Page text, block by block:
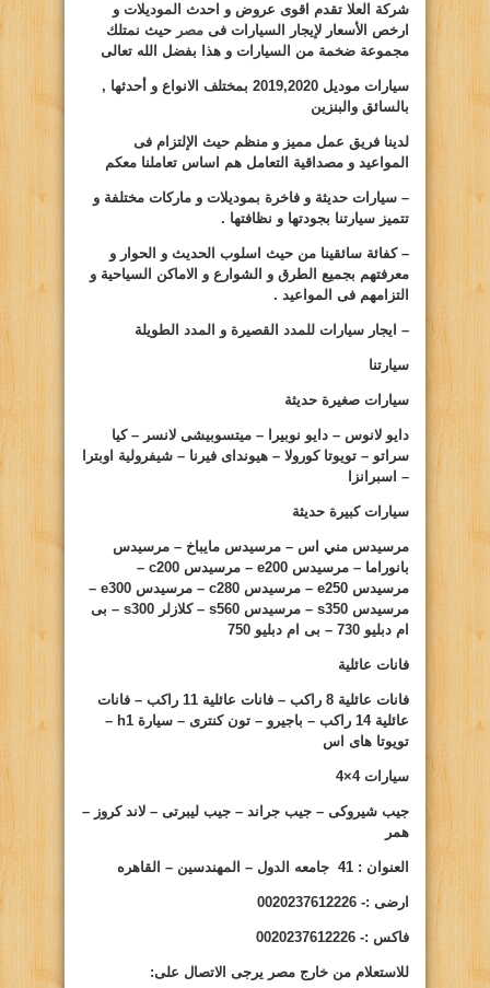
شركة العلا تقدم اقوى عروض و احدث الموديلات و
ارخص الأسعار لإيجار السيارات فى مصر حيث نمتلك
مجموعة ضخمة من السيارات و هذا بفضل الله تعالى
سيارات موديل 2019,2020
بمختلف الانواع و أحدثها ,
بالسائق والبنزين
لدينا فريق عمل مميز و منظم حيث الإلتزام فى
المواعيد و مصداقية التعامل هم اساس تعاملنا معكم
– سيارات حديثة و فاخرة بموديلات و ماركات مختلفة و
تتميز سيارتنا بجودتها و نظافتها .
– كفائة سائقينا من حيث اسلوب الحديث و الحوار و
معرفتهم بجميع الطرق و الشوارع و الاماكن السياحية و
التزامهم فى المواعيد .
– ايجار سيارات للمدد القصيرة و المدد الطويلة
سيارتنا
سيارات صغيرة حديثة
دايو لانوس – دايو نوبيرا – ميتسوبيشى لانسر – كيا
سراتو – تويوتا كورولا – هيونداى فيرنا – شيفرولية اوبترا
– اسبرانزا
سيارات كبيرة حديثة
مرسيدس مني اس – مرسيدس مايباخ – مرسيدس
بانوراما – مرسيدس e200 – مرسيدس c200
–
مرسيدس e250 – مرسيدس c280 – مرسيدس e300
–
مرسيدس s350 – مرسيدس s560 – كلازلر s300 – بى
ام دبليو 730 – بى ام دبليو 750
فانات عائلية
فانات عائلية 8 راكب – فانات عائلية 11 راكب – فانات
عائلية 14 راكب – باجيرو – تون كنترى – سيارة
h1
–
تويوتا هاى اس
سيارات4×4
جيب شيروكى – جيب جراند – جيب ليبرتى – لاند كروز –
همر
لعنوان : 41 جامعه الدول – المهندسين – القاهره
ارضى :- 0020237612226
فاكس :- 0020237612226
للاستعلام من خارج مصر يرجى الاتصال على: